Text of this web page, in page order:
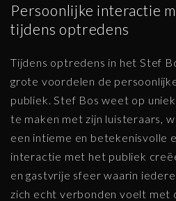
Persoonlijke interactie
tijdens optredens
Tijdens optredens in het Stef
grote voordelen de
publiek. Stef Bos weet op
te maken met zijn luisteraars,
een intieme en betekenisvolle
interactie met het publiek
en gastvrije sfeer waarin
zich echt verbonden voelt met